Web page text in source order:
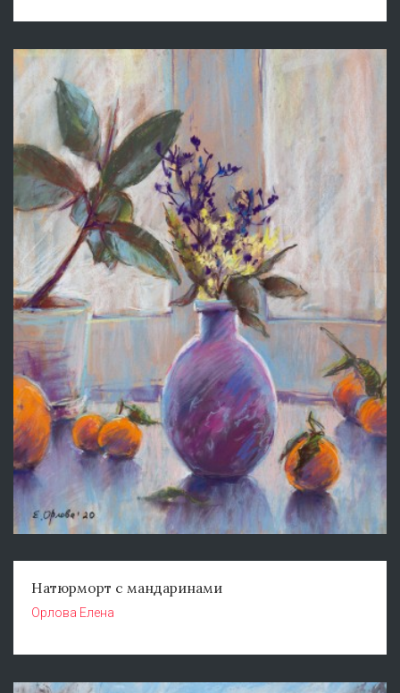
Натюрморт с мандаринами
Орлова Елена